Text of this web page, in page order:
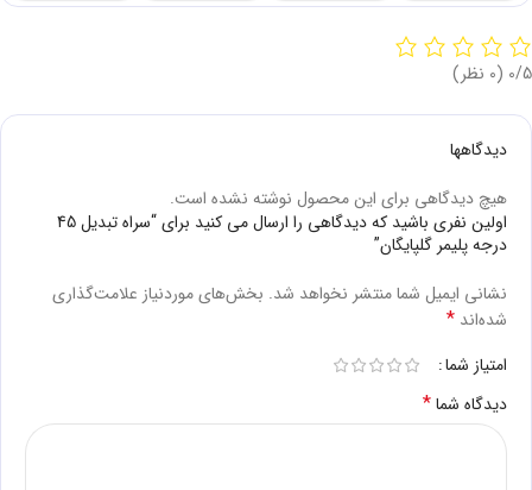
‫0/5 ‫(0 نظر)
دیدگاهها
هیچ دیدگاهی برای این محصول نوشته نشده است.
اولین نفری باشید که دیدگاهی را ارسال می کنید برای “سراه تبدیل 45
درجه پلیمر گلپایگان”
نشانی ایمیل شما منتشر نخواهد شد. بخش‌های موردنیاز علامت‌گذاری
شده‌اند *
امتیاز شما
دیدگاه شما*